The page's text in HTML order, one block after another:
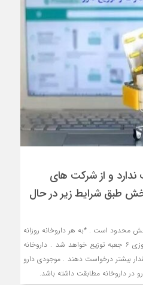
ندارد و از شرکت های
طبق شرایط زیر در حال
محدود است . *⁠به هر داروخانه روزانه
۳ جعبه و به هر داروخانه شبانه روزی ۶ جعبه توزیع خواهد شد . ⁠داروخانه
بیشتر درخواست دهند . موجودی دارو
در داروخانه مطابقت داشته باشد.